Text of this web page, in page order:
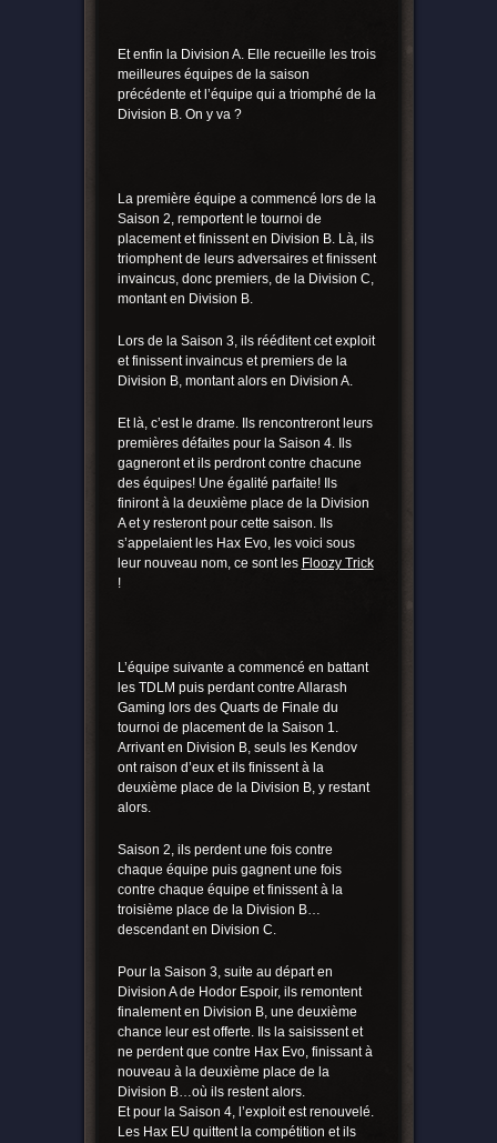
Et enfin la Division A. Elle recueille les trois
meilleures équipes de la saison
précédente et l’équipe qui a triomphé de la
Division B. On y va ?
La première équipe a commencé lors de la
Saison 2, remportent le tournoi de
placement et finissent en Division B. Là, ils
triomphent de leurs adversaires et finissent
invaincus, donc premiers, de la Division C,
montant en Division B.
Lors de la Saison 3, ils rééditent cet exploit
et finissent invaincus et premiers de la
Division B, montant alors en Division A.
Et là, c’est le drame. Ils rencontreront leurs
premières défaites pour la Saison 4. Ils
gagneront et ils perdront contre chacune
des équipes! Une égalité parfaite! Ils
finiront à la deuxième place de la Division
A et y resteront pour cette saison. Ils
s’appelaient les Hax Evo, les voici sous
leur nouveau nom, ce sont les Floozy Trick
!
L’équipe suivante a commencé en battant
les TDLM puis perdant contre Allarash
Gaming lors des Quarts de Finale du
tournoi de placement de la Saison 1.
Arrivant en Division B, seuls les Kendov
ont raison d’eux et ils finissent à la
deuxième place de la Division B, y restant
alors.
Saison 2, ils perdent une fois contre
chaque équipe puis gagnent une fois
contre chaque équipe et finissent à la
troisième place de la Division B…
descendant en Division C.
Pour la Saison 3, suite au départ en
Division A de Hodor Espoir, ils remontent
finalement en Division B, une deuxième
chance leur est offerte. Ils la saisissent et
ne perdent que contre Hax Evo, finissant à
nouveau à la deuxième place de la
Division B…où ils restent alors.
Et pour la Saison 4, l’exploit est renouvelé.
Les Hax EU quittent la compétition et ils